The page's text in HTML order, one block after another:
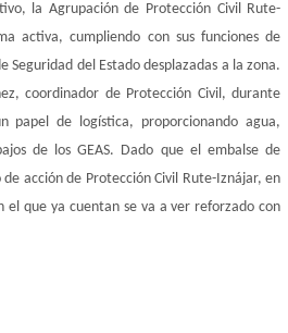
la Agrupación de Protección Civil Rute-
activa, cumpliendo con sus funciones de
Seguridad del Estado desplazadas a la zona.
coordinador de Protección Civil, durante
papel de logística, proporcionando agua,
de los GEAS. Dado que el embalse de
acción de Protección Civil Rute-Iznájar, en
el que ya cuentan se va a ver reforzado con